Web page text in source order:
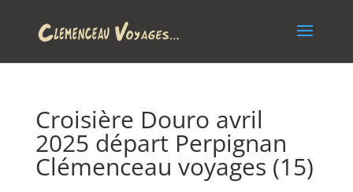
Croisière Douro avril
2025 départ Perpignan
Clémenceau voyages (15)